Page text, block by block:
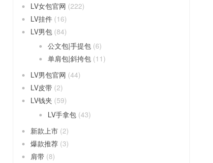
LV女包官网 (222)
LV挂件 (16)
LV男包 (84)
公文包|手提包 (6)
单肩包|斜挎包 (11)
LV男包官网 (44)
LV皮带 (2)
LV钱夹 (59)
LV手拿包 (43)
新款上市 (2)
爆款推荐 (3)
肩带 (8)